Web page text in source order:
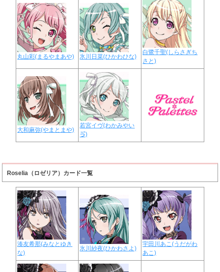
丸山彩(まるやまあや) 氷川日菜(ひかわひな)
白鷺千聖(しらさぎち
さと)
大和麻弥(やまとまや)
若宮イヴ(わかみやい
ゔ)
Roselia（ロゼリア）カード一覧
湊友希那(みなとゆき
な)
氷川紗夜(ひかわさよ)
宇田川あこ(うだがわ
あこ)